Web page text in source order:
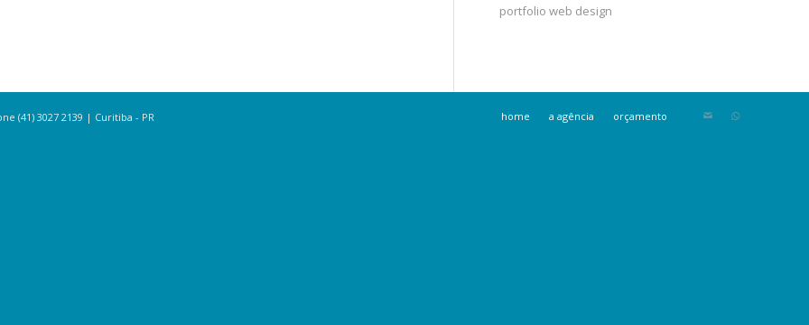
portfolio web design
(41) 3027 2139 | Curitiba - PR home a agência orçamento